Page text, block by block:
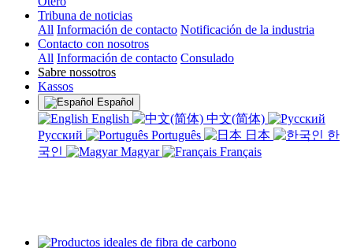
Tribuna de noticias
All Información de contacto Notificación de la industria
Contacto con nosotros
All Información de contacto Consulado
Sabre nossotros
Kassos
Español
English
中文(简体)
Русский
Português 日本
한
국인
Magyar Français